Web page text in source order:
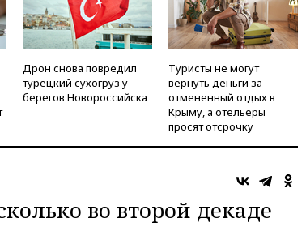
Дрон снова повредил
турецкий сухогруз у
берегов Новороссийска
Туристы не могут
вернуть деньги за
отмененный отдых в
Крыму, а отельеры
просят отсрочку
во второй декаде